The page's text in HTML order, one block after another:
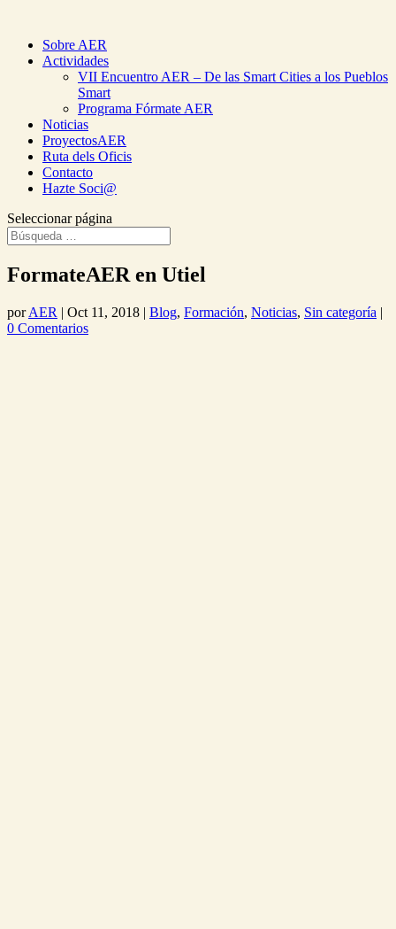
Sobre AER
Actividades
VII Encuentro AER – De las Smart Cities a los Pueblos
Smart
Programa Fórmate AER
Noticias
ProyectosAER
Ruta dels Oficis
Contacto
Hazte Soci@
Seleccionar página
FormateAER en Utiel
porAER | Oct 11, 2018 | Blog, Formación, Noticias, Sin categoría |
0 Comentarios